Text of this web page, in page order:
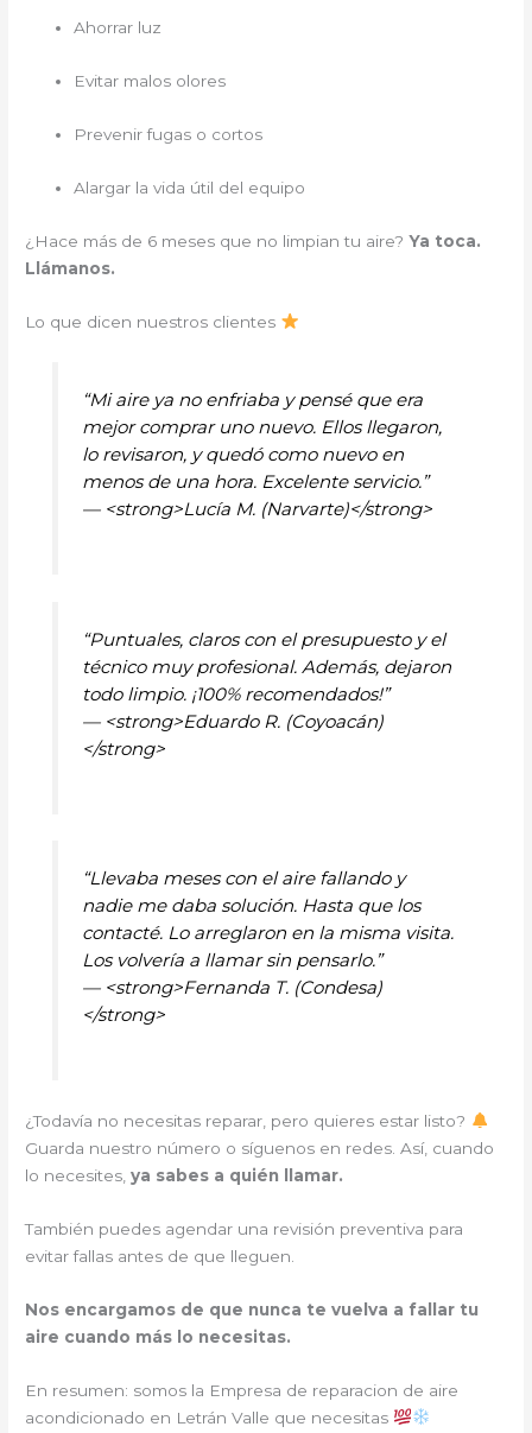
Ahorrar luz
Evitar malos olores
Prevenir fugas o cortos
Alargar la vida útil del equipo
¿Hace más de 6 meses que no limpian tu aire?Ya toca.
Llámanos.
Lo que dicen nuestros clientes
“Mi aire ya no enfriaba y pensé que era
mejor comprar uno nuevo. Ellos llegaron,
lo revisaron, y quedó como nuevo en
menos de una hora. Excelente servicio.”
— <strong>Lucía M. (Narvarte)</strong>
“Puntuales, claros con el presupuesto y el
técnico muy profesional. Además, dejaron
todo limpio. ¡100% recomendados!”
— <strong>Eduardo R. (Coyoacán)
</strong>
“Llevaba meses con el aire fallando y
nadie me daba solución. Hasta que los
contacté. Lo arreglaron en la misma visita.
Los volvería a llamar sin pensarlo.”
— <strong>Fernanda T. (Condesa)
</strong>
¿Todavía no necesitas reparar, pero quieres estar listo?
Guarda nuestro número o síguenos en redes. Así, cuando
lo necesites,ya sabes a quién llamar.
También puedes agendar una revisión preventiva para
evitar fallas antes de que lleguen.
Nos encargamos de que nunca te vuelva a fallar tu
aire cuando más lo necesitas.
En resumen: somos la Empresa de reparacion de aire
acondicionado en Letrán Valle que necesitas